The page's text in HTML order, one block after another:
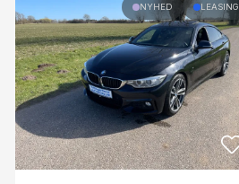
Blind vinkel detektion
Bluetooth
D
Digitalt cockpit
Dæktryksystem
NYHED LEASING